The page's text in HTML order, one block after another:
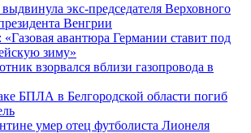
экс-председателя Верховного
Венгрии
«Газовая авантюра Германии ставит под
зиму»
взорвался вблизи газопровода в
БПЛА в Белгородской области погиб
умер отец футболиста Лионеля